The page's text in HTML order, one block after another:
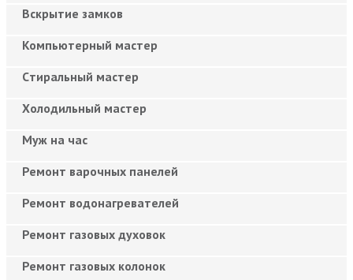
Вскрытие замков
Компьютерный мастер
Cтиральный мастер
Холодильный мастер
Муж на час
Ремонт варочных панелей
Ремонт водонагревателей
Ремонт газовых духовок
Ремонт газовых колонок